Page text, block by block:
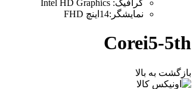
گرافیک:
نمایشگر :14اینچ FHD
Corei5-5th
بازگشت به بالا